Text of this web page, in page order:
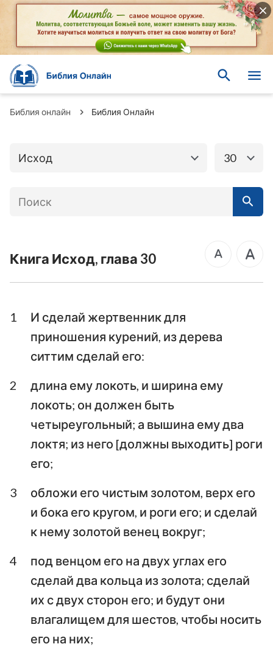
Библия онлайн Библия Онлайн
Исход
Книги Ветхого
завета
Бытие Исход
Второзаконие Иисус Навин
Есфирь Иов
Псалтирь Притчи
Исаия Иеремия
Плач Иеремии Иезекииль
Даниил
Иоиль
Авдия Иона
Михей Наум
Аввакум Софония
Захария
Малахия
30
Книга Исход, глава 30
1
И сделай жертвенник для
приношения курений, из дерева
ситтим сделай его:
2
длина ему локоть, и ширина ему
локоть; он должен быть
четыреугольный; а вышина ему два
локтя; из него [должны выходить] роги
его;
3
обложи его чистым золотом, верх его
и бока его кругом, и роги его; и сделай
к нему золотой венец вокруг;
4
под венцом его на двух углах его
сделай два кольца из золота; сделай
их с двух сторон его; и будут они
влагалищем для шестов, чтобы носить
его на них;